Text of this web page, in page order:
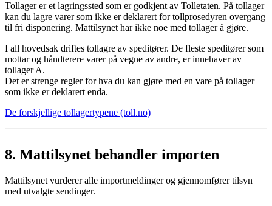
Tollager er et lagringssted som er godkjent av Tolletaten. På tollager
kan du lagre varer som ikke er deklarert for tollprosedyren overgang
til fri disponering. Mattilsynet har ikke noe med tollager å gjøre.
I all hovedsak driftes tollagre av speditører. De fleste speditører som
mottar og håndterere varer på vegne av andre, er innehaver av
tollager A.
Det er strenge regler for hva du kan gjøre med en vare på tollager
som ikke er deklarert enda.
De forskjellige tollagertypene (toll.no)
8. Mattilsynet behandler importen
Mattilsynet vurderer alle importmeldinger og gjennomfører tilsyn
med utvalgte sendinger.